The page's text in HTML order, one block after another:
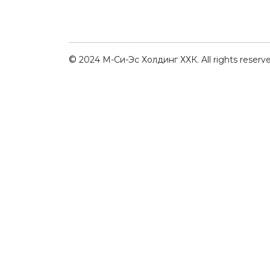
© 2024 М-Си-Эс Холдинг ХХК. All rights